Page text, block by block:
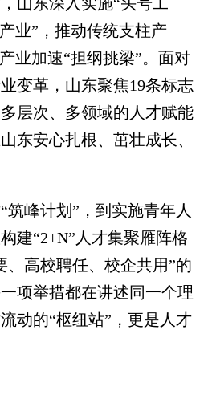
业”，推动传统支柱产
业加速“担纲挑梁”。面对
变革，山东聚焦19条标志
层次、多领域的人才赋能
东安心扎根、茁壮成长、
峰计划”，到实施青年人
建“2+N”人才集聚雁阵格
、高校聘任、校企共用”的
项举措都在讲述同一个理
动的“枢纽站”，更是人才